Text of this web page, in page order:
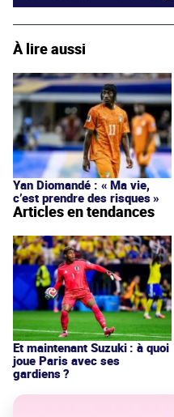
À lire aussi
Yan Diomandé : « Ma vie,
c’est prendre des risques »
Articles en tendances
Et maintenant Suzuki : à quoi
joue Paris avec ses
gardiens ?